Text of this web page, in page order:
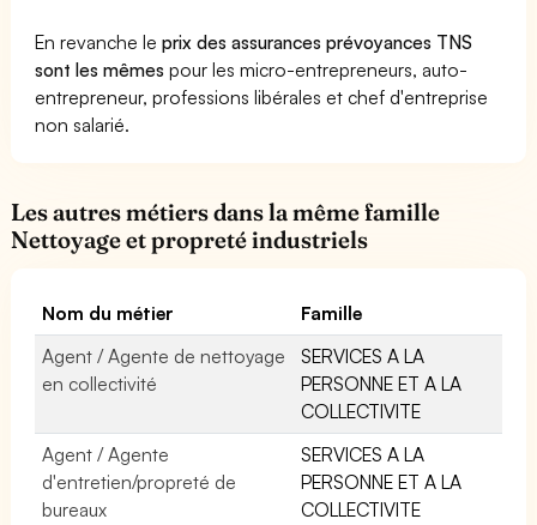
En revanche leprix des assurances prévoyances TNS
sont les mêmes pour les micro-entrepreneurs, auto-
entrepreneur, professions libérales et chef d'entreprise
non salarié.
Les autres métiers dans la même famille
Nettoyage et propreté industriels
Nom du métier
Famille
Agent / Agente de nettoyage
en collectivité
SERVICES A LA
PERSONNE ET A LA
COLLECTIVITE
Agent / Agente
d'entretien/propreté de
bureaux
SERVICES A LA
PERSONNE ET A LA
COLLECTIVITE